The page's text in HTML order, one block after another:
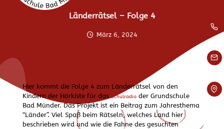
Länderrätsel – Folge 4
März 6, 2024
Hier kommt die Folge 4 zum Länderrätsel von den
Kindern der Hörkiste für das Schulradioder Grundschule
Bad Münder. Das Projekt ist ein Beitrag zum Jahresthema
“Länder”. Viel Spaß beim Rätseln, welches Land hier
beschrieben wird und wie die Fahne des gesuchten